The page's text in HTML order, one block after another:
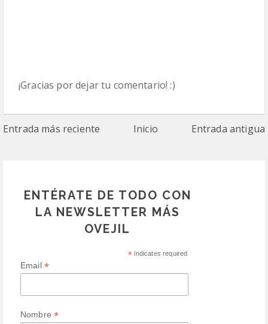
¡Gracias por dejar tu comentario! :)
Entrada más reciente Inicio Entrada antigua
ENTÉRATE DE TODO CON
LA NEWSLETTER MÁS
OVEJIL
* indicates required
Email *
Nombre*